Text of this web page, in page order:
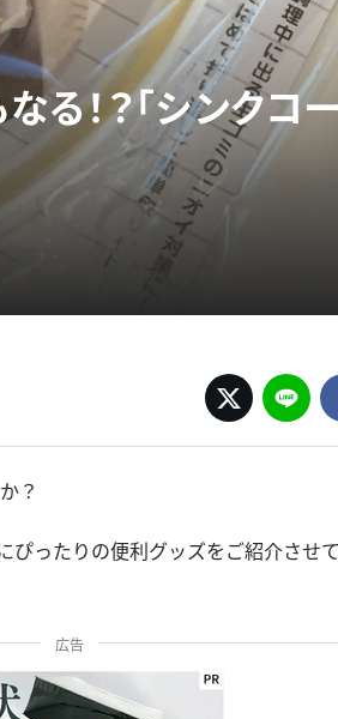
る！？「シンク
？
ったりの便利グッズをご紹介させ
広告